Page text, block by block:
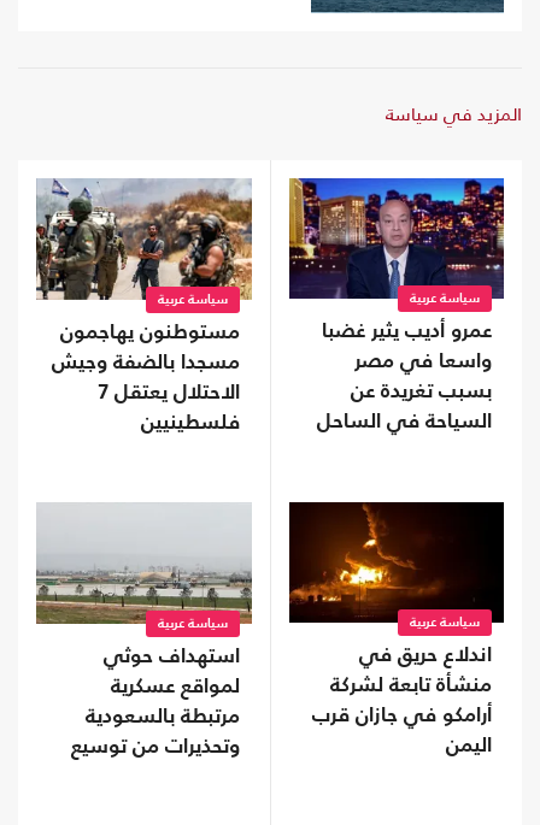
المزيد في سياسة
سياسة عربية
عمرو أديب يثير غضبا
واسعا في مصر
بسبب تغريدة عن
السياحة في الساحل
سياسة عربية
مستوطنون يهاجمون
مسجدا بالضفة وجيش
الاحتلال يعتقل 7
فلسطينيين
سياسة عربية
اندلاع حريق في
منشأة تابعة لشركة
أرامكو في جازان قرب
اليمن
سياسة عربية
استهداف حوثي
لمواقع عسكرية
مرتبطة بالسعودية
وتحذيرات من توسيع